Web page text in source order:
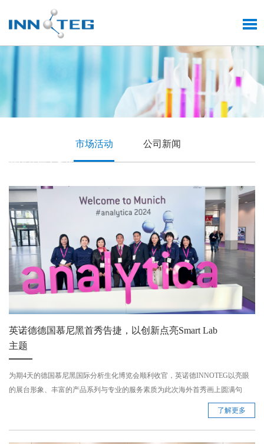
品质铸就技术前沿
英诺德匠心质造
市场活动 公司新闻
英诺德德国慕尼黑首秀告捷，以创新点亮Smart Lab
主题
为期4天的德国慕尼黑国际分析生化博览会顺利收官，英诺德INNOTEG以亮眼
的展台形象、丰富的产品系列与专业的服务素质为此次海外首秀画上圆满句
了解更多